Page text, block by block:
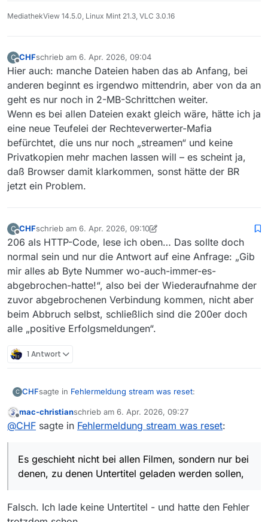
MediathekView 14.5.0, Linux Mint 21.3, VLC 3.0.16
C CHFschrieb am 6. Apr. 2026, 09:04
zuletzt editiert von
Hier auch: manche Dateien haben das ab Anfang, bei
anderen beginnt es irgendwo mittendrin, aber von da an
geht es nur noch in 2-MB-Schrittchen weiter.
Wenn es bei allen Dateien exakt gleich wäre, hätte ich ja
eine neue Teufelei der Rechteverwerter-Mafia
befürchtet, die uns nur noch „streamen“ und keine
Privatkopien mehr machen lassen will – es scheint ja,
daß Browser damit klarkommen, sonst hätte der BR
jetzt ein Problem.
C
Offline
CHFschrieb am 6. Apr. 2026, 09:10
zuletzt editiert von CHF4. Juni 2026, 11:20
206 als HTTP-Code, lese ich oben… Das sollte doch
normal sein und nur die Antwort auf eine Anfrage: „Gib
mir alles ab Byte Nummer wo-auch-immer-es-
abgebrochen-hatte!“, also bei der Wiederaufnahme der
zuvor abgebrochenen Verbindung kommen, nicht aber
beim Abbruch selbst, schließlich sind die 200er doch
alle „positive Erfolgsmeldungen“.
1 Antwort
C CHFsagte in Fehlermeldung stream was reset:
Die neue Version schleppt mir indes ein
Bytes, […], dann aber wird gemeldet:
. Download fehlgeschlagen, Datei existiert nicht:
/Pfad/zur/Zieldatei.mp4
geladenen Bytes?
Es geschieht nicht bei allen Filmen, sondern nur bei
denen, zu denen Untertitel geladen werden sollen, aber
nicht immer, 2 Ausnahmen habe ich entdeckt: SRF
Film ist auch nicht betroffen. Bei ein paar betroffenen
Filmen habe ich jetzt mal das Laden der Untertitel
So; scheint geholfen zu haben: wenn man Untertitel
abwählt, werden die MP4-Dateien angelegt.
heruntergeladenen Untertitel oder die waren bei der von
mir gerade beobachteten Datei auch nicht angelegt
Offline
mac-christianschrieb am 6. Apr. 2026, 09:27
zuletzt editiert von
@CHF sagte in Fehlermeldung stream was reset:
Es geschieht nicht bei allen Filmen, sondern nur bei
denen, zu denen Untertitel geladen werden sollen,
Falsch. Ich lade keine Untertitel - und hatte den Fehler